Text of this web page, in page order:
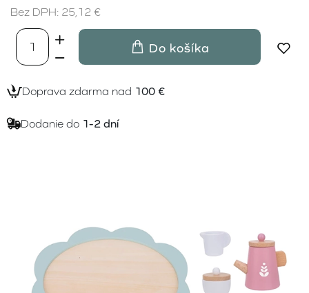
Bez DPH: 25,12 €
Do košíka
Doprava zdarma nad 100 €
Dodanie do 1-2 dní